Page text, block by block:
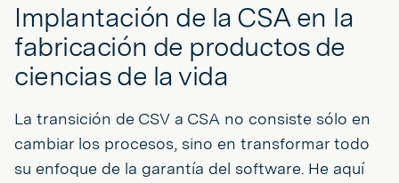
Implantación de la CSA en la
fabricación de productos de
ciencias de la vida
La transición de CSV a CSA no consiste sólo en
cambiar los procesos, sino en transformar todo
su enfoque de la garantía del software. He aquí